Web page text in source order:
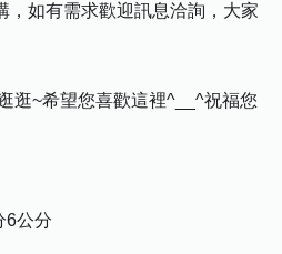
，如有需求歡迎訊息洽詢，大家
逛~希望您喜歡這裡^__^祝福您
6公分